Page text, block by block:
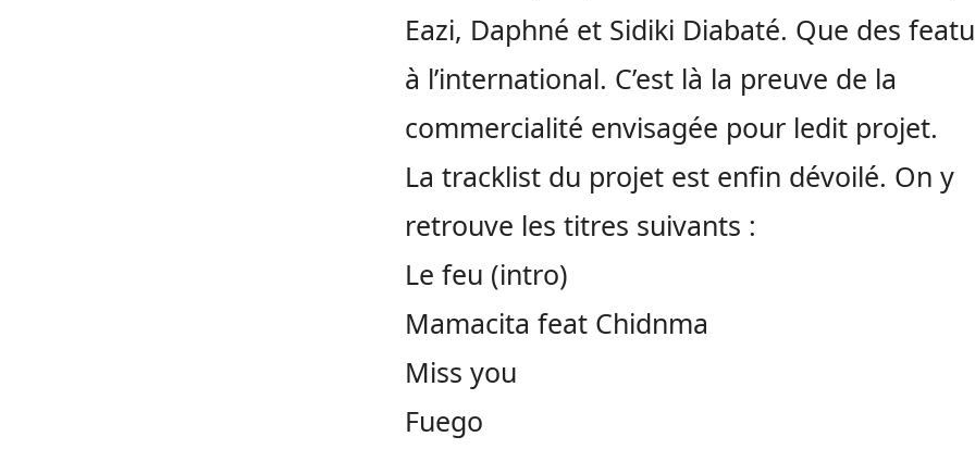
Eazi, Daphné et Sidiki Diabaté. Que des
à l’international. C’est là la preuve de la
commercialité envisagée pour ledit projet.
La tracklist du projet est enfin dévoilé. On y
retrouve les titres suivants :
Le feu (intro)
Mamacita feat Chidnma
Miss you
Fuego